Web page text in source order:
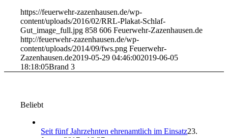
https://feuerwehr-zazenhausen.de/wp-
content/uploads/2016/02/RRL-Plakat-Schlaf-
Gut_image_full.jpg 858 606 Feuerwehr-Zazenhausen.de
http://feuerwehr-zazenhausen.de/wp-
content/uploads/2014/09/fws.png Feuerwehr-
Zazenhausen.de2019-05-29 04:46:002019-06-05
18:18:05Brand 3
Beliebt
Seit fünf Jahrzehnten ehrenamtlich im Einsatz23.